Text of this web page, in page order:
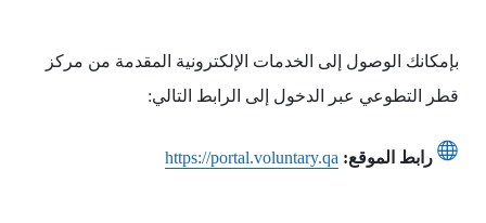
بإمكانك الوصول إلى الخدمات الإلكترونية المقدمة من مركز
قطر التطوعي عبر الدخول إلى الرابط التالي:
رابط الموقع: https://portal.voluntary.qa